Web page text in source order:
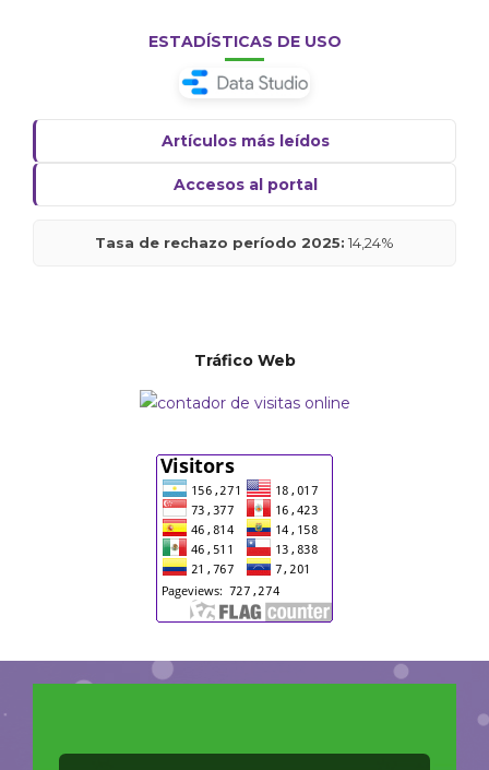
ESTADÍSTICAS DE USO
Artículos más leídos
Accesos al portal
Tasa de rechazo período 2025: 14,24%
Tráfico Web